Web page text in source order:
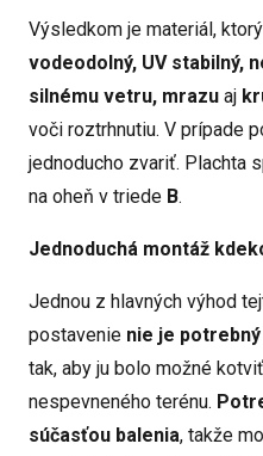
Výsledkom je materiál,
vodeodolný, UV stabilný,
silnému vetru, mrazu aj
voči roztrhnutiu. V prípade
jednoducho zvariť. Plachta
na oheň v triede B.
Jednoduchá montáž
Jednou z hlavných výhod
postavenie nie je
tak, aby ju bolo možné
nespevneného terénu.
súčasťou balenia, takže